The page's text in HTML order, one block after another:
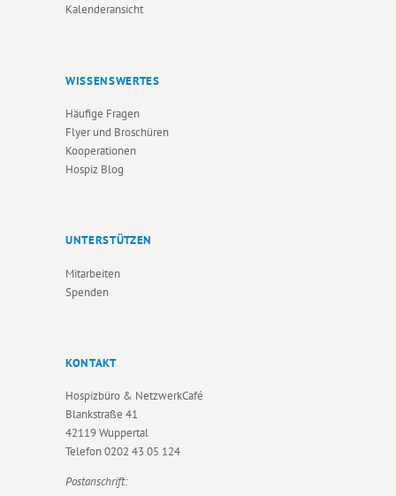
Kalenderansicht
WISSENSWERTES
Häufige Fragen
Flyer und Broschüren
Kooperationen
Hospiz Blog
UNTERSTÜTZEN
Mitarbeiten
Spenden
KONTAKT
Hospizbüro & NetzwerkCafé
Blankstraße 41
42119 Wuppertal
Telefon0202 43 05 124
Postanschrift: